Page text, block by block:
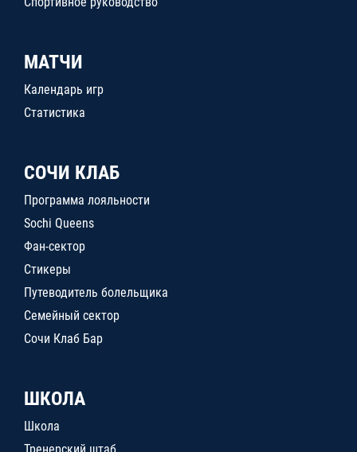
МАТЧИ
Календарь игр
Статистика
СОЧИ КЛАБ
Программа лояльности
Sochi Queens
Фан-сектор
Стикеры
Путеводитель болельщика
Семейный сектор
Сочи Клаб Бар
ШКОЛА
Школа